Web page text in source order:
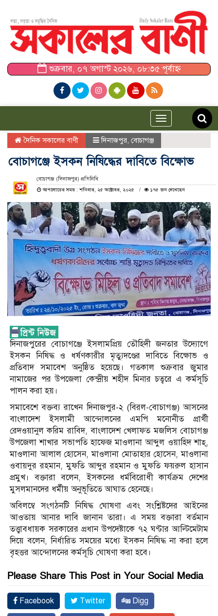
শুক্রবার, ০৭ অগাস্ট ২০২৬, ০৮:৩৫ পূর্বাহ্ন
Toggle
navigation
দৈনিক সকালের বাণী দিনাজপুর বোচাগঞ্জ
বোচাগঞ্জে ইসকন নিষিদ্ধের দাবিতে বিক্ষোভ
বোচাগঞ্জ (দিনাজপুর) প্রতিনিধি
আপলোডের সময় : শনিবার, ২৫ অক্টোবর, ২০২৫
১৭৫ জন দেখেছেন
দিনাজপুরের বোচাগঞ্জে ইসলামপ্রিয় তৌহিদী জনতার উদ্যোগে
ইসকন নিষিদ্ধ ও ধর্ষণকারীর মৃত্যুদণ্ডের দাবিতে বিক্ষোভ ও
প্রতিবাদ সমাবেশ অনুষ্ঠিত হয়েছে। গতকাল শুক্রবার জুমার
নামাজের পর উপজেলা কেন্দ্রীয় শহীদ মিনার চত্বরে এ কর্মসূচি
পালন করা হয়।
সমাবেশে বক্তব্য রাখেন দিনাজপুর-২ (বিরল-বোচাগঞ্জ) আসনের
বাংলাদেশ ইসলামী আন্দোলনের এমপি মনোনীত প্রার্থী
রেদওয়ানুল করিম রাবিদ, বাংলাদেশ খেলাফত মজলিস বোচাগঞ্জ
উপজেলা শাখার সভাপতি হাফেজ মাওলানা আব্দুল ওয়াহিদ শাহ্,
মাওলানা আলাল হোসেন, মাওলানা মোতাহার হোসেন, মাওলানা
ওবায়দুর রহমান, মুফতি আব্দুর রহমান ও মুফতি ফয়রুল হাসান
প্রমুখ। বক্তারা বলেন, ইসকনের ধর্মবিরোধী কার্যক্রম দেশের
মুসলমানদের ধর্মীয় অনুভূতিতে আঘাত হেনেছে।
অবিলম্বে সংগঠনটি নিষিদ্ধ ঘোষণা এবং সংশ্লিষ্টদের আইনের
আওতায় আনার দাবি জানান তারা। এ সময় বক্তারা বর্তমান
তত্ত্বাবধায়ক সরকারের প্রধান উপদেষ্টাকে ৭২ ঘণ্টার আল্টিমেটাম
দিয়ে বলেন, নির্ধারিত সময়ের মধ্যে ইসকন নিষিদ্ধ না করা হলে
বৃহত্তর আন্দোলনের কর্মসূচি ঘোষণা করা হবে।
Please Share This Post in Your Social Media
Facebook Twitter Digg